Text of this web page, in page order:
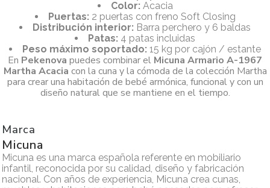
Color:Acacia
Puertas:2 puertas con freno Soft Closing
Distribución interior: Barra perchero y 6 baldas
Patas: 4 patas incluidas
Peso máximo soportado: 15 kg por cajón / estante
En Pekenova puedes combinar el Micuna Armario A-1967
Martha Acacia con la cuna y la cómoda de la colección Martha
para crear una habitación de bebé armónica, funcional y con un
diseño natural que se mantiene en el tiempo.
Marca
Micuna
Micuna es una marca española referente en mobiliario
infantil, reconocida por su calidad, diseño y fabricación
nacional. Con años de experiencia, Micuna crea cunas,